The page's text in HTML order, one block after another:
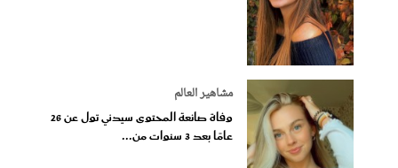
مشاهير العالم
وفاة صانعة المحتوى سيدني تول عن 26
عامًا بعد 3 سنوات من...